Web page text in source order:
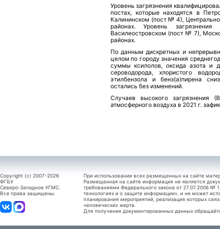
Уровень загрязнения
постах, которые находятся в
Калининском (пост № 4),
районах. Уровень
Василеостровском (пост № 7),
районах.
По данным дискретных и
целом по городу значения
суммы ксилолов, оксида азота и
сероводорода, хлористого
этилбензола и бенз(а)пирена
остались без изменений.
Случаев высокого загрязнения
атмосферного воздуха в 2021 г.
Copyright (c) 2007-2026
ФГБУ
Северо-Западное УГМС.
Все права защищены.
При использовании всех размещенных на сайте
Размещенная на сайте информация не является
требованиями Федерального закона от 27.07.2006
технологиях и о защите информации», и не может
планирования мероприятий, реализация которых
человеческих жертв.
Для получения документированных данных